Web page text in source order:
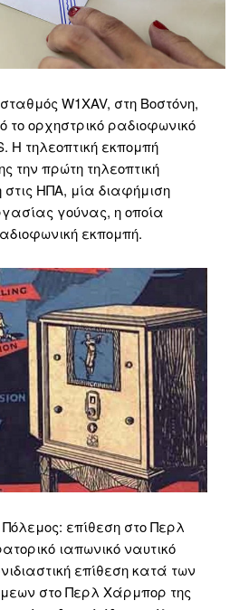
W1XAV, στη Βοστόνη,
το ορχηστρικό ραδιοφωνικό
Η τηλεοπτική εκπομπή
την πρώτη τηλεοπτική
στις ΗΠΑ, μία διαφήμιση
γούνας, η οποία
εκπομπή.
επίθεση στο Περλ
ιαπωνικό ναυτικό
επίθεση κατά των
στο Περλ Χάρμπορ της